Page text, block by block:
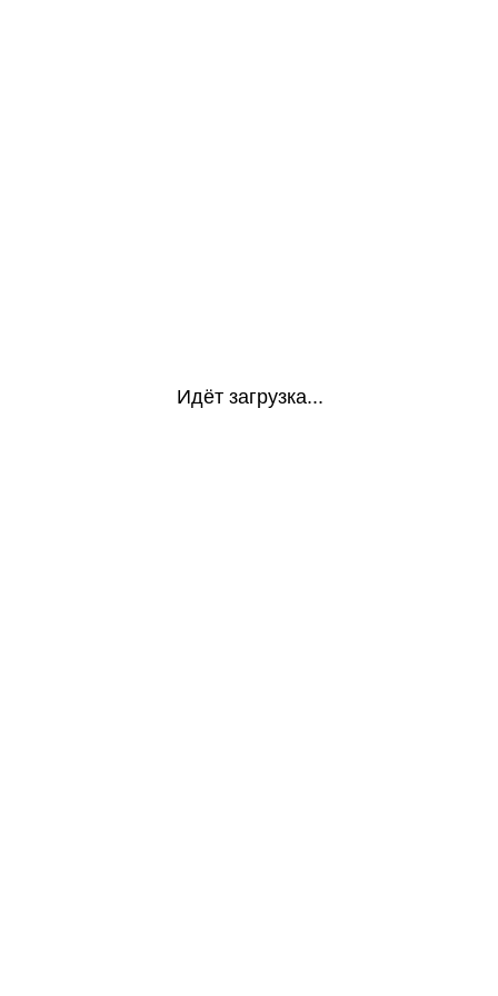
Идёт загрузка...